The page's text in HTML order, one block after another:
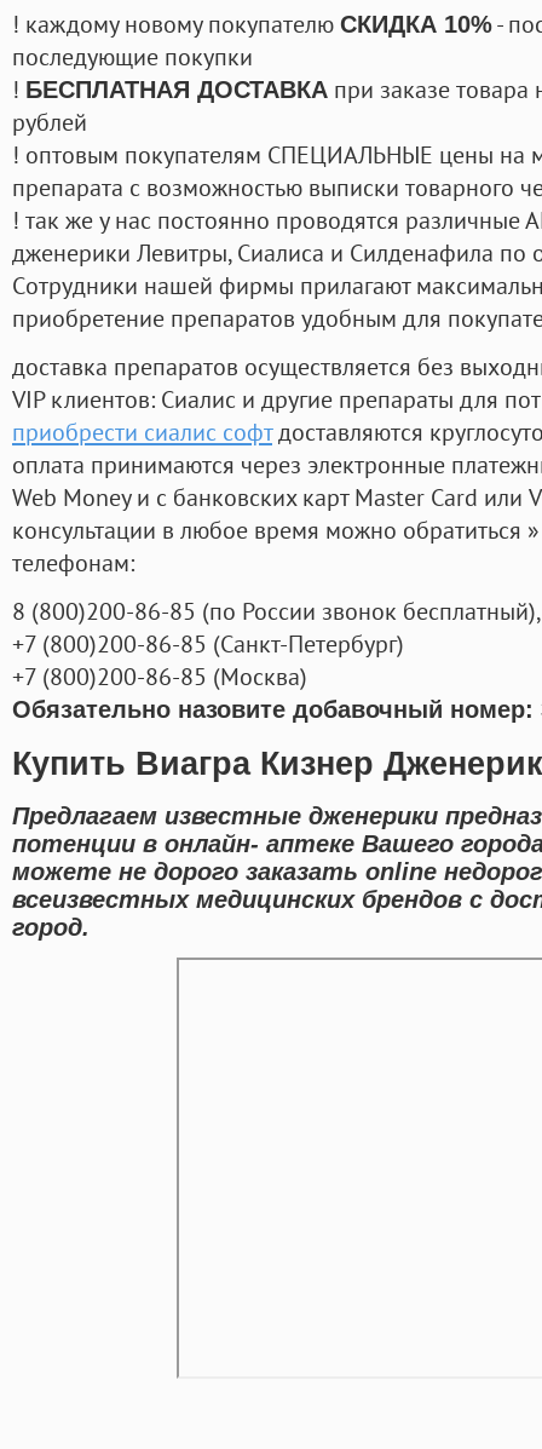
! каждому новому покупателю СКИДКА 10%-
последующие покупки
! БЕСПЛАТНАЯ ДОСТАВКА при заказе
рублей
! оптовым покупателям СПЕЦИАЛЬНЫЕ цены на
препарата с возможностью выписки товарного
! так же у нас постоянно проводятся
дженерики Левитры, Сиалиса и Силденафила по
Cотрудники нашей фирмы прилагают
приобретение препаратов удобным для
доставка препаратов осуществляется без
VIP клиентов: Сиалис и другие препараты для
приобрести сиалис софтдоставляются
оплата принимаются через электронные
Web Money и с банковских карт Master Card или
консультации в любое время можно обратиться
телефонам:
8 (800)200-86-85 (по России звонок бесплатный),
+7 (800)200-86-85 (Санкт-Петербург)
+7 (800)200-86-85 (Москва)
Обязательно назовите добавочный номер:
Купить Виагра Кизнер
Предлагаем известные дженерики
потенции в онлайн- аптеке Вашего
можете не дорого заказать online
всеизвестных медицинских брендов с
город.